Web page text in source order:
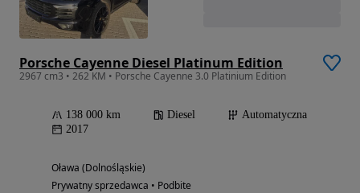
Porsche Cayenne Diesel Platinum Edition
2967 cm3 • 262 KM • Porsche Cayenne 3.0 Platinium Edition
138 000 km Diesel
Automatyczna
2017
Oława (Dolnośląskie)
Prywatny sprzedawca • Podbite